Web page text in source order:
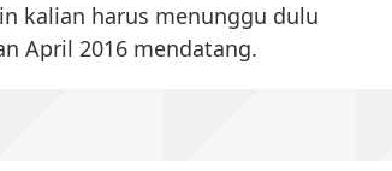
kalian harus menunggu dulu
April 2016 mendatang.